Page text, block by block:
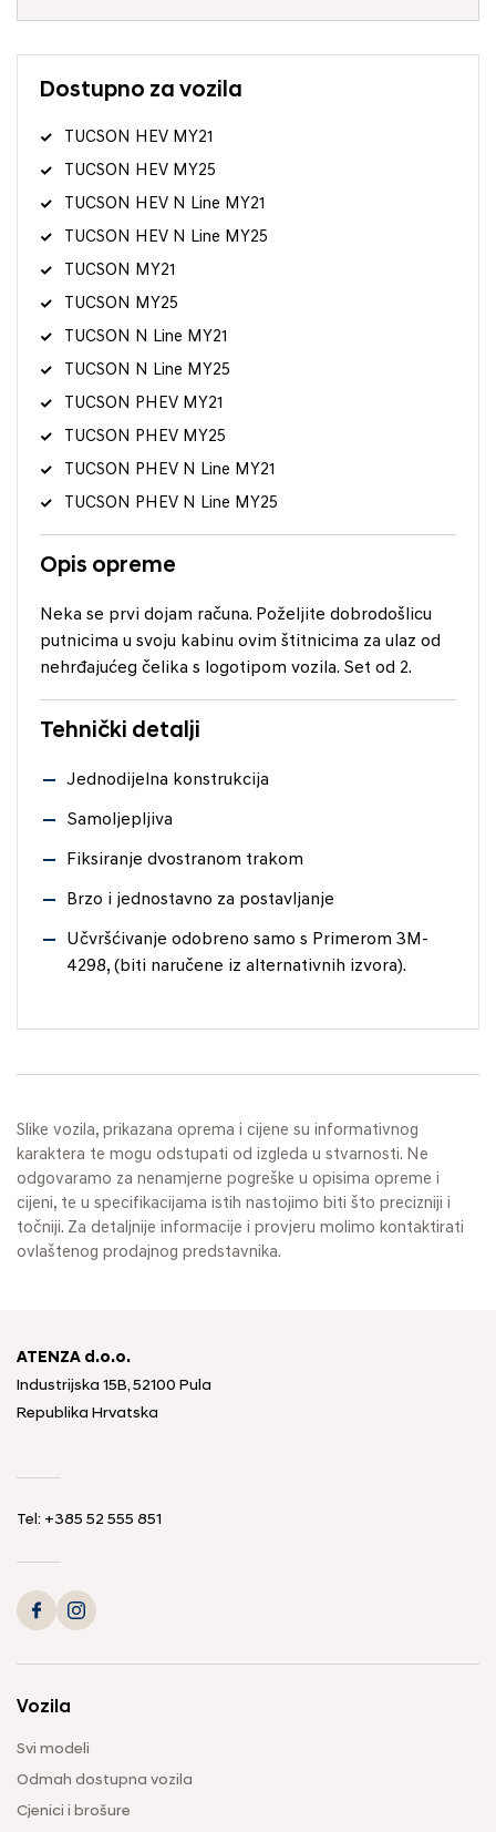
Dostupno za vozila
TUCSON HEV MY21
TUCSON HEV MY25
TUCSON HEV N Line MY21
TUCSON HEV N Line MY25
TUCSON MY21
TUCSON MY25
TUCSON N Line MY21
TUCSON N Line MY25
TUCSON PHEV MY21
TUCSON PHEV MY25
TUCSON PHEV N Line MY21
TUCSON PHEV N Line MY25
Opis opreme
Neka se prvi dojam računa. Poželjite dobrodošlicu
putnicima u svoju kabinu ovim štitnicima za ulaz od
nehrđajućeg čelika s logotipom vozila. Set od 2.
Tehnički detalji
Jednodijelna konstrukcija
Samoljepljiva
Fiksiranje dvostranom trakom
Brzo i jednostavno za postavljanje
Učvršćivanje odobreno samo s Primerom 3M-
4298, (biti naručene iz alternativnih izvora).
Slike vozila, prikazana oprema i cijene su informativnog
karaktera te mogu odstupati od izgleda u stvarnosti. Ne
odgovaramo za nenamjerne pogreške u opisima opreme i
cijeni, te u specifikacijama istih nastojimo biti što precizniji i
točniji. Za detaljnije informacije i provjeru molimo kontaktirati
ovlaštenog prodajnog predstavnika.
ATENZA d.o.o.
Industrijska 15B, 52100 Pula
Republika Hrvatska
Tel: +385 52 555 851
Vozila
Svi modeli
Odmah dostupna vozila
Cjenici i brošure